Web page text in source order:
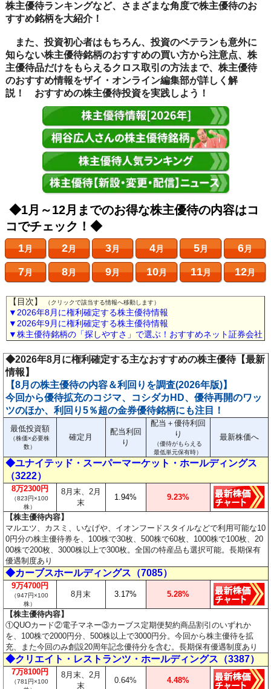
株主優待ランキングなど、さまざまな角度で株主優待のお
すすめ銘柄を大紹介！
また、投資初心者はもちろん、投資のベテランも意外に
知らない株主優待銘柄のおすすめの買い方から注意点、株
主優待品だけをもらえるクロス取引の方法まで、株主優待
のおすすめ情報をザイ・オンライン編集部が詳しく解
説！ おすすめの株主優待投資を実践しよう！
◆1月～12月までのお得な株主優待の内容はコ
コでチェック！◆
1月 2月 3月 4月 5月 6月
7月 8月 9月 10月 11月 12月
【目次】 （クリックで該当する情報へ移動します）
▼2026年8月に権利確定する株主優待情報
▼2026年9月に権利確定する株主優待情報
▼株主優待銘柄の「探しやすさ」で選ぶ！おすすめネット証券会社
◆2026年8月に権利確定する主なおすすめの株主優待【最新
情報】
【8月の株主優待の内容＆利回りを調査(2026年版)】
今回から優待拡充のコジマ、コシダカHD、優待再開のワッ
ツのほか、利回り5％超の金券優待銘柄にも注目！
最低投資額
（株価×必要株
数）
確定月
配当利回
り
配当＋優待利回
り
（優待がもらえる
最低単元保有時）
最新株価へ
◆ユナイテッド・スーパーマーケット・ホールディングス
（3222）
8万2300円
（823円×100
株）
8月末、2月
末
1.94% 9.23%
【株主優待内容】
マルエツ、カスミ、いなげや、イオンフードスタイルなどで利用可能な10
0円分の株主優待券を、100株で30枚、500株で60枚、1000株で100枚、20
00株で200枚、3000株以上で300枚。全国の特産品も選択可能。長期保有
優遇制度あり
◆カーブスホールディングス（7085）
9万4700円
（947円×100
株）
8月末 3.17% 5.28%
【株主優待内容】
①QUOカード②電子マネー③カーブス定期便契約商品割引のいずれか
を、100株で2000円分、500株以上で3000円分。今回から株主優待を拡
充、また今回のみ創設20周年記念優待分を含む。長期保有優遇制度あり
◆クリエイト・レストランツ・ホールディングス（3387）
7万8100円
（781円×100
8月末、2月
末
0.64% 4.48%